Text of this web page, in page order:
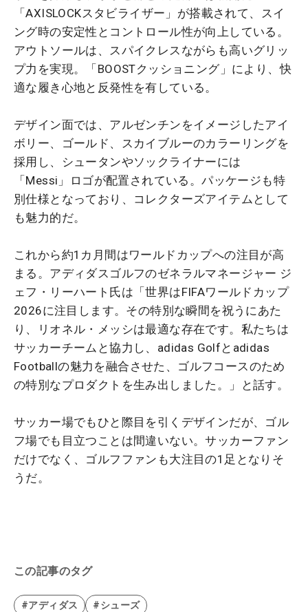
「AXISLOCKスタビライザー」が搭載されて、スイ
ング時の安定性とコントロール性が向上している。
アウトソールは、スパイクレスながらも高いグリッ
プ力を実現。「BOOSTクッショニング」により、快
適な履き心地と反発性を有している。
デザイン面では、アルゼンチンをイメージしたアイ
ボリー、ゴールド、スカイブルーのカラーリングを
採用し、シュータンやソックライナーには
「Messi」ロゴが配置されている。パッケージも特
別仕様となっており、コレクターズアイテムとして
も魅力的だ。
これから約1カ月間はワールドカップへの注目が高
まる。アディダスゴルフのゼネラルマネージャー ジ
ェフ・リーハート氏は「世界はFIFAワールドカップ
2026に注目します。その特別な瞬間を祝うにあた
り、リオネル・メッシは最適な存在です。私たちは
サッカーチームと協力し、adidas Golfとadidas
Footballの魅力を融合させた、ゴルフコースのため
の特別なプロダクトを生み出しました。」と話す。
サッカー場でもひと際目を引くデザインだが、ゴル
フ場でも目立つことは間違いない。サッカーファン
だけでなく、ゴルフファンも大注目の1足となりそ
うだ。
この記事のタグ
#アディダス #シューズ